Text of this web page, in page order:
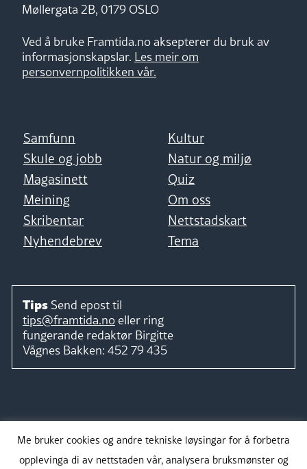
Møllergata 2B, 0179 OSLO
Ved å bruke Framtida.no aksepterer du bruk av
informasjonskapslar. Les meir om
personvernpolitikken vår.
Samfunn
Kultur
Skule og jobb
Natur og miljø
Magasinett
Quiz
Meining
Om oss
Skribentar
Nettstadskart
Nyhendebrev
Tema
Tips Send epost til
tips@framtida.no eller ring
fungerande redaktør Birgitte
Vågnes Bakken: 452 79 435
Me bruker cookies og andre tekniske løysingar for å forbetra
opplevinga di av nettstaden vår, analysera bruksmønster og